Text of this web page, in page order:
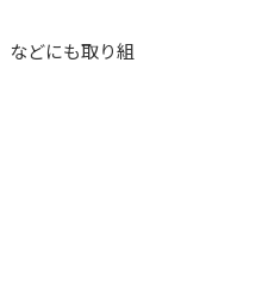
などにも取り組